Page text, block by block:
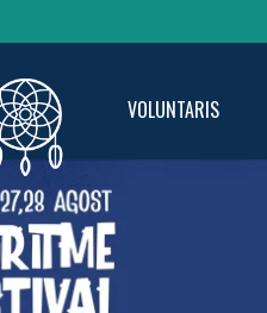
VOLUNTARIS